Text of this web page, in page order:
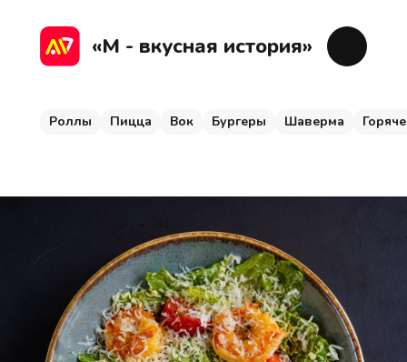
«М - вкусная история»
Роллы Пицца Вок Бургеры Шаверма
Шаверма